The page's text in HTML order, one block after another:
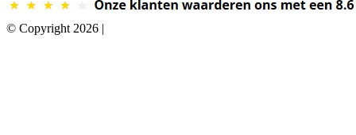
© Copyright 2026 |